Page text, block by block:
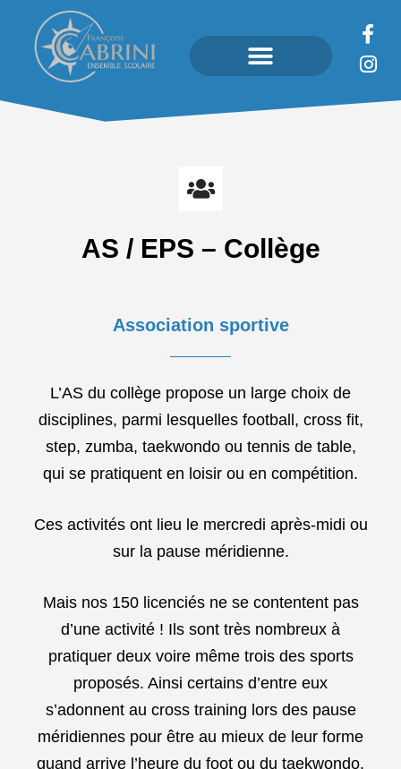
AS / EPS – Collège
Association sportive
L’AS du collège propose un large choix de
disciplines, parmi lesquelles football, cross fit,
step, zumba, taekwondo ou tennis de table,
qui se pratiquent en loisir ou en compétition.
Ces activités ont lieu le mercredi après-midi ou
sur la pause méridienne.
Mais nos 150 licenciés ne se contentent pas
d’une activité ! Ils sont très nombreux à
pratiquer deux voire même trois des sports
proposés. Ainsi certains d’entre eux
s’adonnent au cross training lors des pause
méridiennes pour être au mieux de leur forme
quand arrive l’heure du foot ou du taekwondo.